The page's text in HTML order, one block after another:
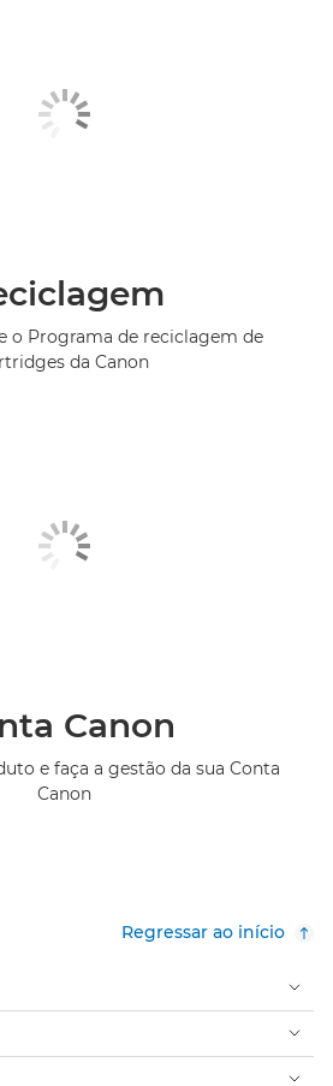
o Programa de reciclagem de
da Canon
Canon
e faça a gestão da sua Conta
Canon
Regressar ao início